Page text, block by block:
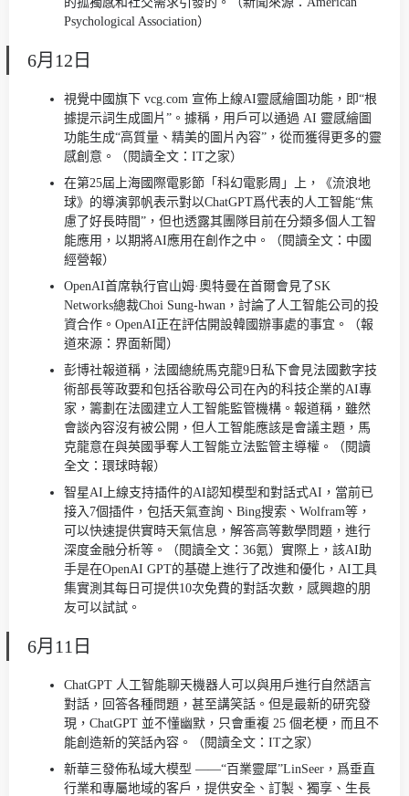
Psychological Association）
6月12日
視覺中國旗下 vcg.com 宣佈上線AI靈感繪圖功能，即“根
據提示詞生成圖片”。據稱，用戶可以通過 AI 靈感繪圖
功能生成“高質量、精美的圖片內容”，從而獲得更多的靈
感創意。（閱讀全文：IT之家）
在第25屆上海國際電影節「科幻電影周」上，《流浪地
球》的導演郭帆表示對以ChatGPT爲代表的人工智能“焦
慮了好長時間”，但也透露其團隊目前在分類多個人工智
能應用，以期將AI應用在創作之中。（閱讀全文：中國
經營報）
OpenAI首席執行官山姆·奧特曼在首爾會見了SK
Networks總裁Choi Sung-hwan，討論了人工智能公司的投
資合作。OpenAI正在評估開設韓國辦事處的事宜。（報
道來源：界面新聞）
彭博社報道稱，法國總統馬克龍9日私下會見法國數字技
術部長等政要和包括谷歌母公司在內的科技企業的AI專
家，籌劃在法國建立人工智能監管機構。報道稱，雖然
會談內容沒有被公開，但人工智能應該是會議主題，馬
克龍意在與英國爭奪人工智能立法監管主導權。（閱讀
全文：環球時報）
智星AI上線支持插件的AI認知模型和對話式AI，當前已
接入7個插件，包括天氣查詢、Bing搜索、Wolfram等，
可以快速提供實時天氣信息，解答高等數學問題，進行
深度金融分析等。（閱讀全文：36氪）實際上，該AI助
手是在OpenAI GPT的基礎上進行了改進和優化，AI工具
集實測其每日可提供10次免費的對話次數，感興趣的朋
友可以試試。
6月11日
ChatGPT 人工智能聊天機器人可以與用戶進行自然語言
對話，回答各種問題，甚至講笑話。但是最新的研究發
現，ChatGPT 並不懂幽默，只會重複 25 個老梗，而且不
能創造新的笑話內容。（閱讀全文：IT之家）
新華三發佈私域大模型 ——“百業靈犀”LinSeer，爲垂直
行業和專屬地域的客戶，提供安全、訂製、獨享、生長